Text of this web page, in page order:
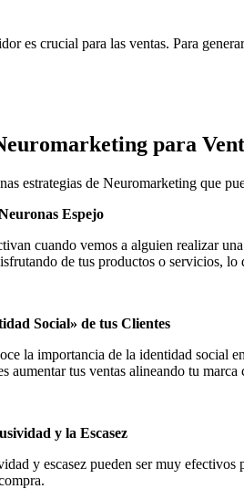
es crucial para las ventas. Para
para
estrategias de Neuromarketing que
Espejo
cuando vemos a alguien realizar
de tus productos o servicios,
Social» de tus Clientes
la importancia de la identidad social
aumentar tus ventas alineando tu
y la Escasez
y escasez pueden ser muy